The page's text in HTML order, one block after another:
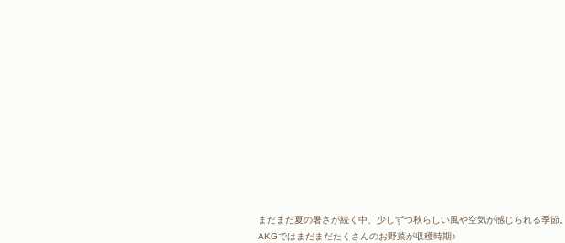
まだまだ夏の暑さが続く中、少しずつ秋らしい風や空気が感じられる季節。
AKGではまだまだたくさんのお野菜が収穫時期♪